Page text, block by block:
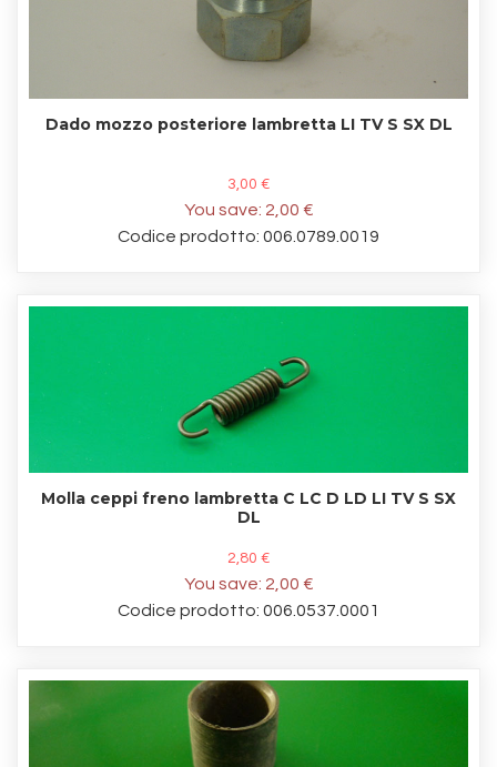
Dado mozzo posteriore lambretta LI TV S SX DL
3,00 €
You save: 2,00 €
Codice prodotto: 006.0789.0019
Molla ceppi freno lambretta C LC D LD LI TV S SX
DL
2,80 €
You save: 2,00 €
Codice prodotto: 006.0537.0001